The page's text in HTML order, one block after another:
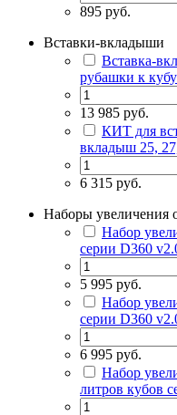
895 руб.
Вставки-вкладыши
Вставка-
рубашки к
13 985 руб.
КИТ для
вкладыш 25,
6 315 руб.
Наборы увеличения
Набор
серии D360
5 995 руб.
Набор
серии D360
6 995 руб.
Набор
литров кубов